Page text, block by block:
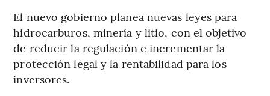
El nuevo gobierno planea nuevas leyes para
hidrocarburos, minería y litio, con el objetivo
de reducir la regulación e incrementar la
protección legal y la rentabilidad para los
inversores.